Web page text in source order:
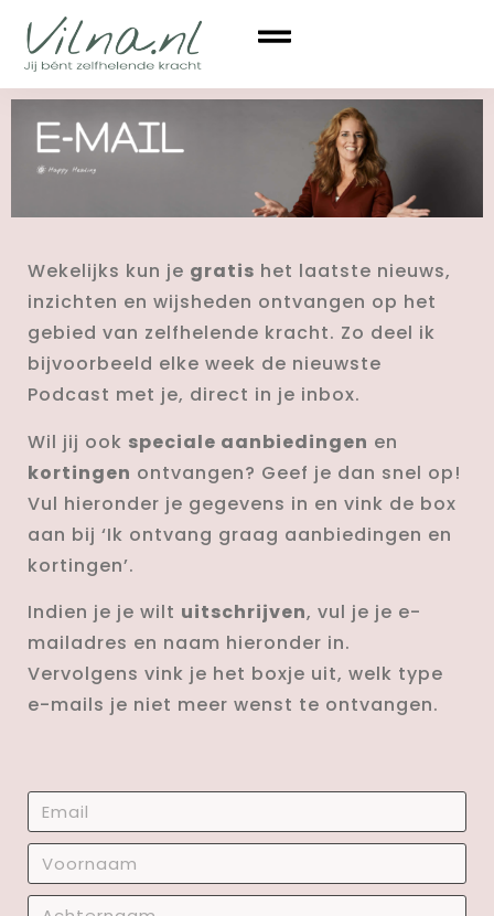
Wekelijks kun je gratis het laatste nieuws,
inzichten en wijsheden ontvangen op het
gebied van zelfhelende kracht. Zo deel ik
bijvoorbeeld elke week de nieuwste
Podcast met je, direct in je inbox.
Wil jij ook speciale aanbiedingen en
kortingen ontvangen? Geef je dan snel op!
Vul hieronder je gegevens in en vink de box
aan bij ‘Ik ontvang graag aanbiedingen en
kortingen’.
Indien je je wilt uitschrijven, vul je je e-
mailadres en naam hieronder in.
Vervolgens vink je het boxje uit, welk type
e-mails je niet meer wenst te ontvangen.